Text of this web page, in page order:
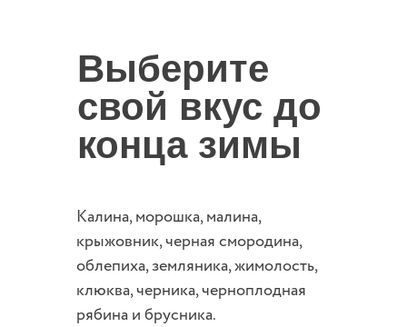
Калина, морошка, малина,
крыжовник, черная смородина,
облепиха, земляника, жимолость,
клюква, черника, черноплодная
рябина и брусника.
Выберите
свой вкус до
конца зимы